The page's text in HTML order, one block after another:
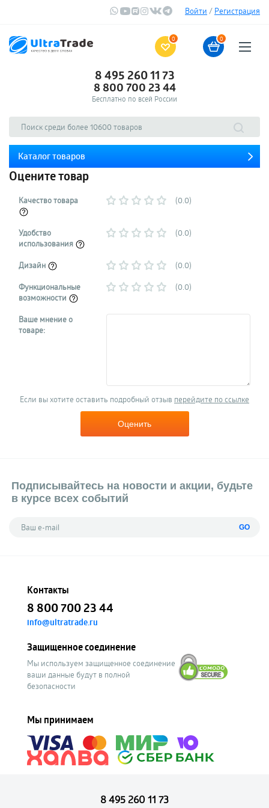
Войти / Регистрация
0 0
8 495 260 11 73
8 800 700 23 44
Бесплатно по всей России
Каталог товаров
Оцените товар
Качество товара (0.0)
Удобство
использования
(0.0)
Дизайн
(0.0)
Функциональные
возможности
(0.0)
Ваше мнение о
товаре:
Если вы хотите оставить подробный отзыв перейдите по ссылке
Оценить
Подписывайтесь на новости и акции, будьте
в курсе всех событий
GO
Контакты
8 800 700 23 44
info@ultratrade.ru
Защищенное соединение
Мы используем защищенное соединение
ваши данные будут в полной
безопасности
Мы принимаем
8 495 260 11 73